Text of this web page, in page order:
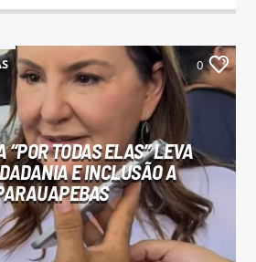
0
“POR TODAS ELAS” LEVA
E INCLUSÃO A